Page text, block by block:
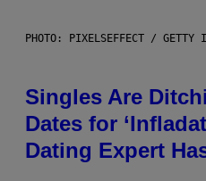
PHOTO: PIXELSEFFECT / GETTY
Singles Are
Dates for
Dating Expert